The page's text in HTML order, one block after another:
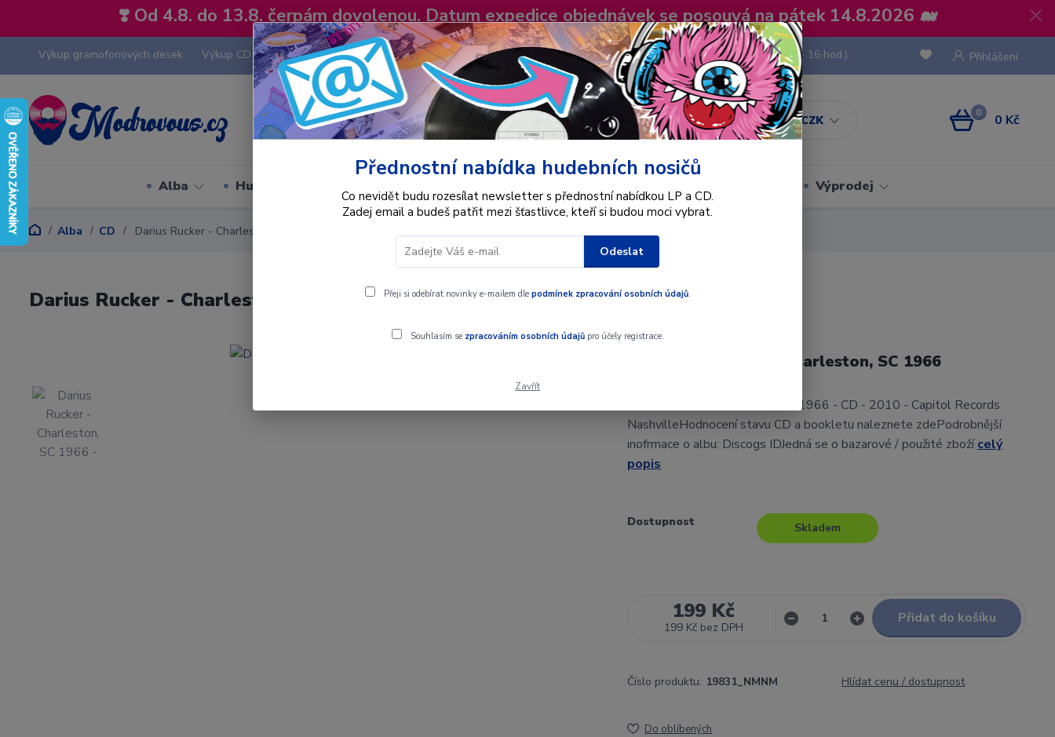
❣️ Od 4.8. do 13.8. čerpám dovolenou. Datum expedice objednávek se posouvá na pátek 14.8.2026 🐋
Výkup gramofonových desek Výkup CD Výkup hi-fi techniky Více
CZK
Přihlášení
Hledat
Nevíte si rady? Zavolejte. +420 725 736 293 (Po-Pá, 8 - 16 hod.)
0 0 Kč
Alba Hudební styly Výprodej
Alba CD Darius Rucker - Charleston, SC 1966 - CD
Darius Rucker - Charleston, SC 1966 - CD
CD: Darius Rucker - Charleston, SC 1966
Darius Rucker - Charleston, SC 1966 - CD - 2010 - Capitol Records
NashvilleHodnocení stavu CD a bookletu naleznete zdePodrobnější
inofrmace o albu: Discogs IDJedná se o bazarové / použité zbožícelý
popis
Dostupnost Skladem
199 Kč
199 Kč bez DPH
Přidat do košíku
Číslo produktu: 19831_NMNM Hlídat cenu / dostupnost
Do oblíbených
Přednostní nabídka hudebních nosičů
Co nevidět budu rozesílat newsletter s přednostní nabídkou LP a CD.
Zadej email a budeš patřit mezi šťastlivce, kteří si budou moci vybrat.
Odeslat
Přeji si odebírat novinky e-mailem dle podmínek zpracování osobních údajů.
Souhlasím se zpracováním osobních údajůpro účely registrace.
Zavřít